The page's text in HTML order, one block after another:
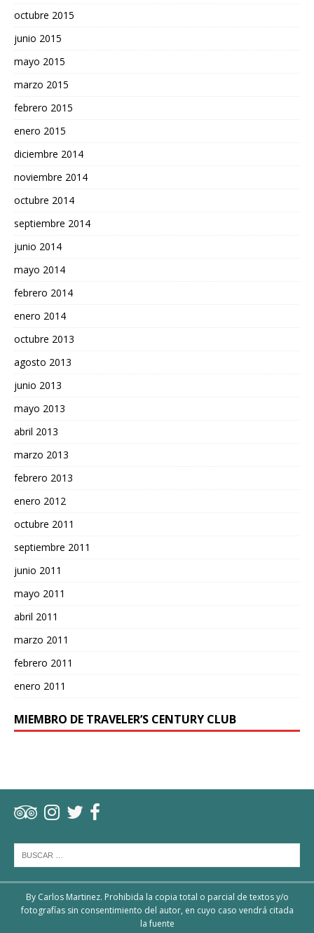
octubre 2015
junio 2015
mayo 2015
marzo 2015
febrero 2015
enero 2015
diciembre 2014
noviembre 2014
octubre 2014
septiembre 2014
junio 2014
mayo 2014
febrero 2014
enero 2014
octubre 2013
agosto 2013
junio 2013
mayo 2013
abril 2013
marzo 2013
febrero 2013
enero 2012
octubre 2011
septiembre 2011
junio 2011
mayo 2011
abril 2011
marzo 2011
febrero 2011
enero 2011
MIEMBRO DE TRAVELER’S CENTURY CLUB
By Carlos Martinez. Prohibida la copia total o parcial de textos y/o
fotografías sin consentimiento del autor, en cuyo caso vendrá citada
la fuente